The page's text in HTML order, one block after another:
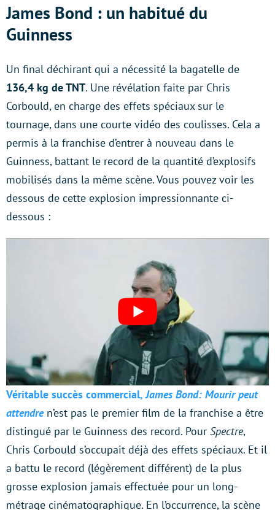
James Bond : un habitué du
Guinness
Un final déchirant qui a nécessité la bagatelle de
136,4 kg de TNT. Une révélation faite par Chris
Corbould, en charge des effets spéciaux sur le
tournage, dans une courte vidéo des coulisses. Cela a
permis à la franchise d’entrer à nouveau dans le
Guinness, battant le record de la quantité d’explosifs
mobilisés dans la même scène. Vous pouvez voir les
dessous de cette explosion impressionnante ci-
dessous :
Véritable succès commercial,James Bond: Mourir peut
attendren’est pas le premier film de la franchise a être
distingué par le Guinness des record. Pour Spectre,
Chris Corbould s’occupait déjà des effets spéciaux. Et il
a battu le record (légèrement différent) de la plus
grosse explosion jamais effectuée pour un long-
métrage cinématographique. En l’occurrence, la scène